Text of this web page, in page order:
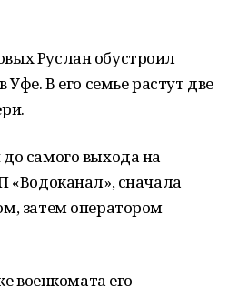
Руслан обустроил
В его семье растут две
самого выхода на
«Водоканал», сначала
затем оператором
военкомата его